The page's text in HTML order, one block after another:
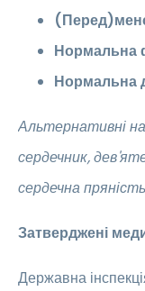
Нормальна
Нормальна
Альтернативні
сердечник,
сердечна пряність
Затверджені
Державна